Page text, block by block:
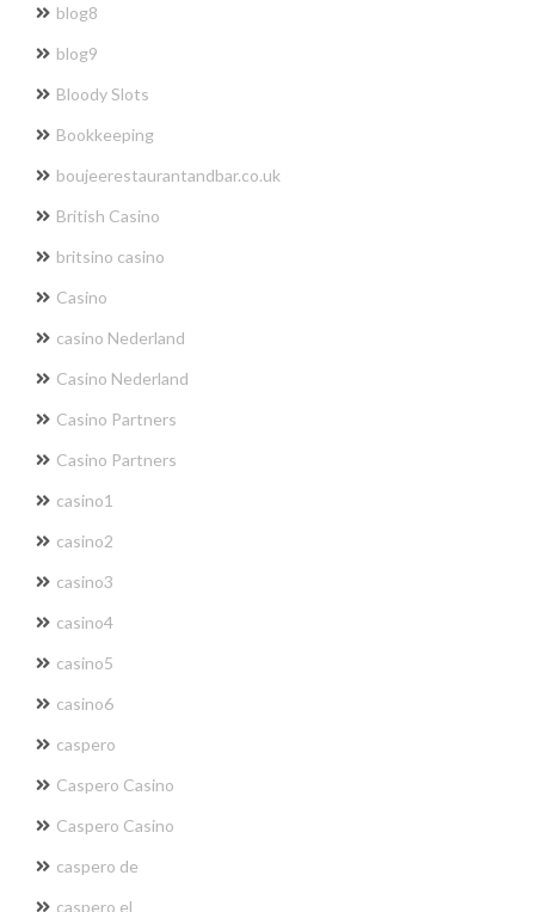
blog8
blog9
Bloody Slots
Bookkeeping
boujeerestaurantandbar.co.uk
British Casino
britsino casino
Casino
casino Nederland
Casino Nederland
Casino Partners
Casino Partners
casino1
casino2
casino3
casino4
casino5
casino6
caspero
Caspero Casino
Caspero Casino
caspero de
caspero el